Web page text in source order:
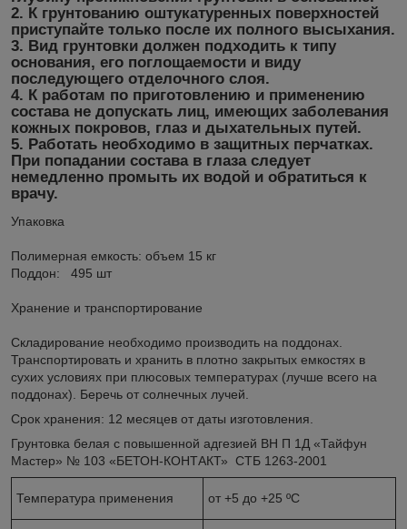
2. К грунтованию оштукатуренных поверхностей
приступайте только после их полного высыхания.
3. Вид грунтовки должен подходить к типу
основания, его поглощаемости и виду
последующего отделочного слоя.
4. К работам по приготовлению и применению
состава не допускать лиц, имеющих заболевания
кожных покровов, глаз и дыхательных путей.
5. Работать необходимо в защитных перчатках.
При попадании состава в глаза следует
немедленно промыть их водой и обратиться к
врачу.
Упаковка
Полимерная емкость: объем 15 кг
Поддон: 495 шт
Хранение и транспортирование
Складирование необходимо производить на поддонах.
Транспортировать и хранить в плотно закрытых емкостях в
сухих условиях при плюсовых температурах (лучше всего на
поддонах). Беречь от солнечных лучей.
Срок хранения: 12 месяцев от даты изготовления.
Грунтовка белая с повышенной адгезией ВН П 1Д «Тайфун
Мастер» № 103 «БЕТОН-КОНТАКТ» СТБ 1263-2001
Температура применения от +5 до +25 ºС